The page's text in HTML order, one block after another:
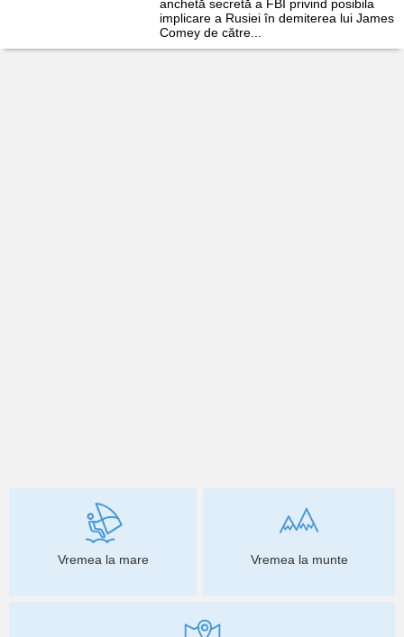
anchetă secretă a FBI privind posibila
implicare a Rusiei în demiterea lui James
Comey de către...
Vremea la mare Vremea la munte